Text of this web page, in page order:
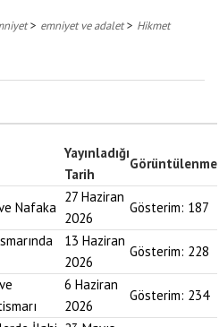
> emniyet ve adalet> Hikmet
Yayınladığı
Tarih
Görüntülenme
Nafaka
27 Haziran
2026
Gösterim: 187
13 Haziran
2026
Gösterim: 228
6 Haziran
2026
Gösterim: 234